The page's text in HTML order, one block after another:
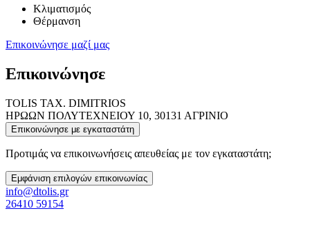
Κλιματισμός
Θέρμανση
Επικοινώνησε μαζί μας
Επικοινώνησε
TOLIS TAX. DIMITRIOS
ΗΡΩΩΝ ΠΟΛΥΤΕΧΝΕΙΟΥ 10, 30131 ΑΓΡΙΝΙΟ
Επικοινώνησε με εγκαταστάτη
Προτιμάς να επικοινωνήσεις απευθείας με τον εγκαταστάτη;
Εμφάνιση επιλογών επικοινωνίας
info@dtolis.gr
26410 59154